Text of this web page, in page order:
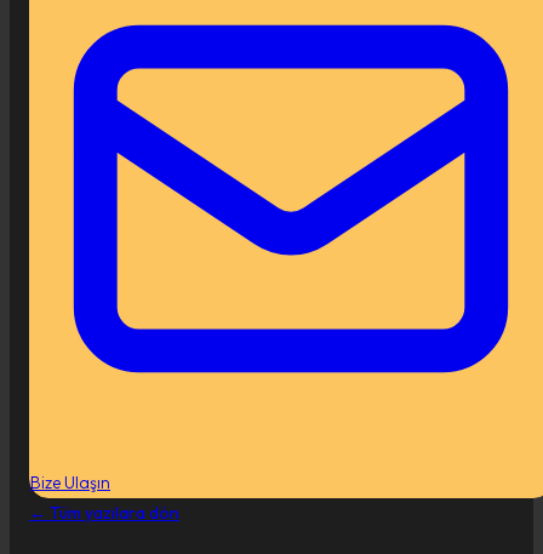
Bize Ulaşın
← Tüm yazılara dön